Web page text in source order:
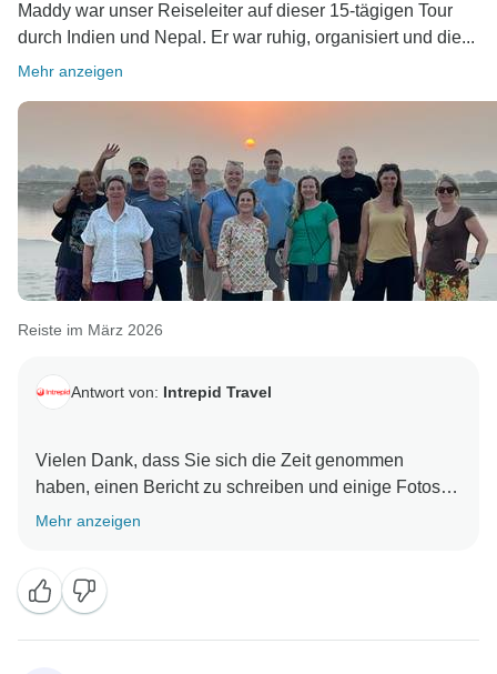
Maddy war unser Reiseleiter auf dieser 15-tägigen Tour
durch Indien und Nepal. Er war ruhig, organisiert und die...
Mehr anzeigen
Reiste im März 2026
Antwort von: Intrepid Travel
Vielen Dank, dass Sie sich die Zeit genommen
haben, einen Bericht zu schreiben und einige Fotos
zu teilen, Lisa! Es klingt so, als ob Maddy die Gruppe
Mehr anzeigen